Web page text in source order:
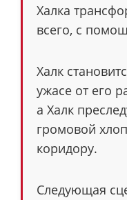
Халка
всего, с
Халк
ужасе от его
а Халк
громовой
коридору.
Следующая